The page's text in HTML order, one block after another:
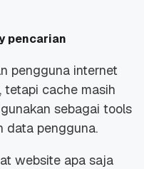
pencarian
pengguna internet
tetapi cache masih
sebagai tools
data pengguna.
website apa saja